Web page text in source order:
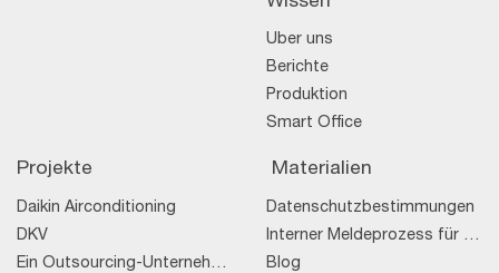
Über uns
Berichte
Produktion
Smart Office
Projekte
Daikin Airconditioning
DKV
Ein Outsourcing-Unternehmen
Materialien
Datenschutzbestimmungen
Interner Meldeprozess für Rechtsverstöße
Blog